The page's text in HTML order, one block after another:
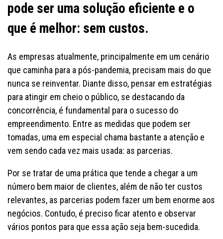
pode ser uma solução eficiente e o
que é melhor: sem custos.
As empresas atualmente, principalmente em um cenário
que caminha para a pós-pandemia, precisam mais do que
nunca se reinventar. Diante disso, pensar em estratégias
para atingir em cheio o público, se destacando da
concorrência, é fundamental para o sucesso do
empreendimento. Entre as medidas que podem ser
tomadas, uma em especial chama bastante a atenção e
vem sendo cada vez mais usada: as parcerias.
Por se tratar de uma prática que tende a chegar a um
número bem maior de clientes, além de não ter custos
relevantes, as parcerias podem fazer um bem enorme aos
negócios. Contudo, é preciso ficar atento e observar
vários pontos para que essa ação seja bem-sucedida.